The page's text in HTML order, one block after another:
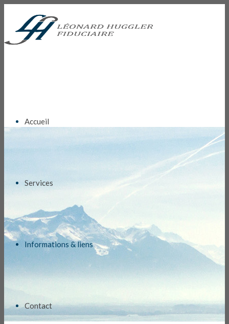
Accueil
Services
Informations & liens
Contact